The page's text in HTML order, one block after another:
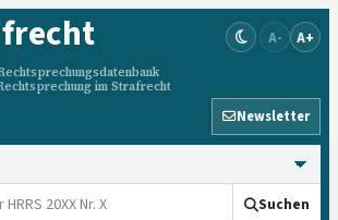
im Strafrecht
A- A+
Newsletter
Suchen